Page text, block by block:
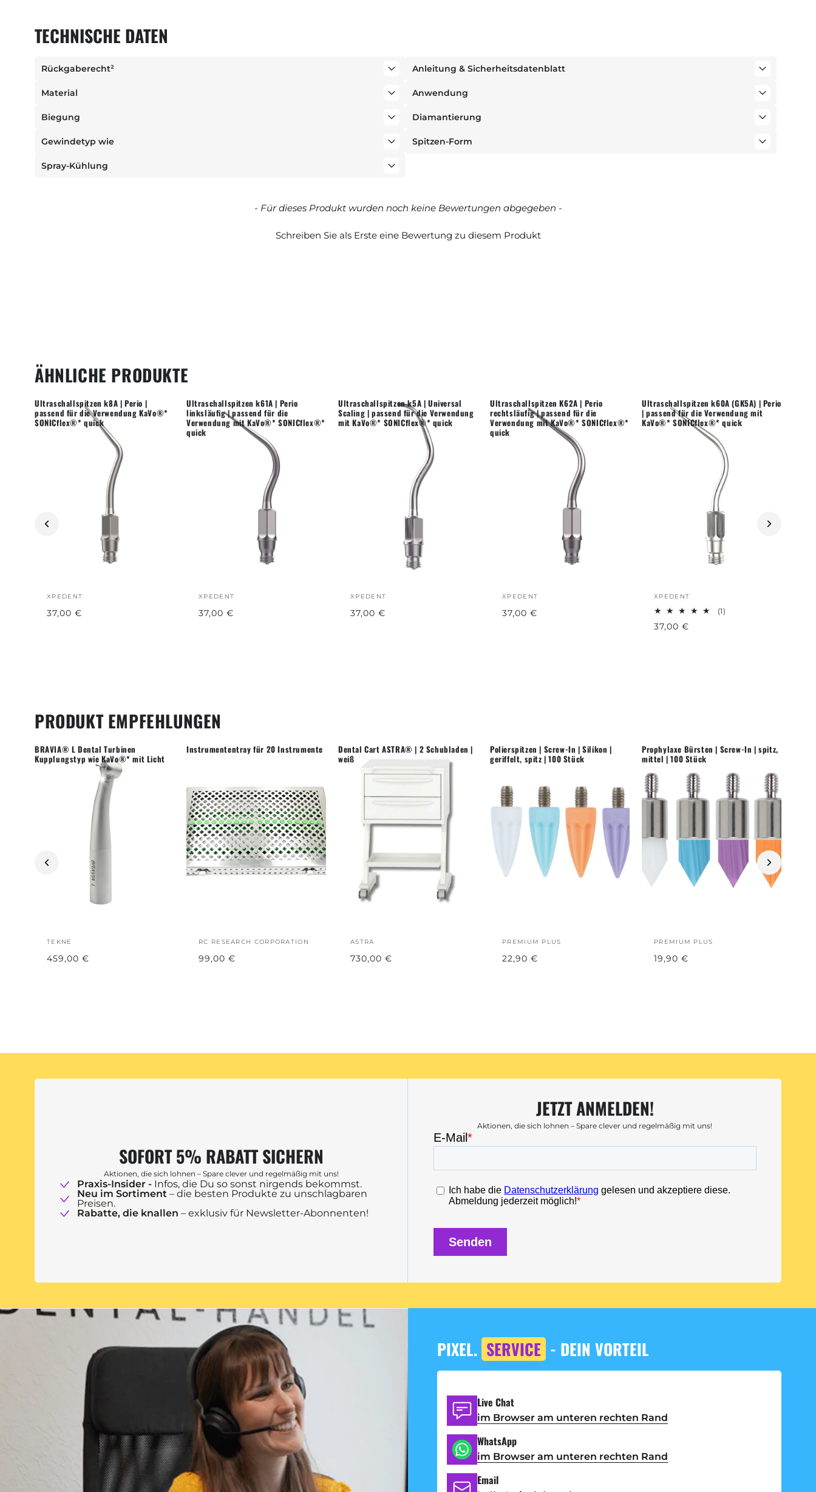
TECHNISCHE DATEN
Rückgaberecht² Anleitung & Sicherheitsdatenblatt
Material Anwendung
Biegung Diamantierung
Gewindetyp wie Spitzen-Form
Spray-Kühlung
- Für dieses Produkt wurden noch keine Bewertungen abgegeben -
Schreiben Sie als Erste eine Bewertung zu diesem Produkt
ÄHNLICHE PRODUKTE
Ultraschallspitzen k8A | Perio |
passend für die Verwendung KaVo®*
SONICflex®* quick
XPEDENT
37,00 €
Ultraschallspitzen k61A | Perio
linksläufig | passend für die
Verwendung mit KaVo®* SONICflex®*
quick
XPEDENT
37,00 €
Ultraschallspitzen k5A | Universal
Scaling | passend für die Verwendung
mit KaVo®* SONICflex®* quick
XPEDENT
37,00 €
Ultraschallspitzen K62A | Perio
rechtsläufig | passend für die
Verwendung mit KaVo®* SONICflex®*
quick
XPEDENT
37,00 €
Ultraschallspitzen k60A (GK5A) | Perio
| passend für die Verwendung mit
KaVo®* SONICflex®* quick
XPEDENT
(1)
37,00 €
PRODUKT EMPFEHLUNGEN
BRAVIA® L Dental Turbinen
Kupplungstyp wie KaVo®* mit Licht
TEKNE
459,00 €
Instrumententray für 20 Instrumente
RC RESEARCH CORPORATION
99,00 €
Dental Cart ASTRA® | 2 Schubladen |
weiß
ASTRA
730,00 €
Polierspitzen | Screw-In | Silikon |
geriffelt, spitz | 100 Stück
PREMIUM PLUS
22,90 €
Prophylaxe Bürsten | Screw-In | spitz,
mittel | 100 Stück
PREMIUM PLUS
19,90 €
SOFORT 5% RABATT SICHERN
Aktionen, die sich lohnen – Spare clever und regelmäßig mit uns!
Praxis-Insider -Infos, die Du so sonst nirgends bekommst.
Neu im Sortiment – die besten Produkte zu unschlagbaren
Preisen.
Rabatte, die knallen – exklusiv für Newsletter-Abonnenten!
JETZT ANMELDEN!
Aktionen, die sich lohnen – Spare clever und regelmäßig mit uns!
PIXEL. SERVICE - DEIN VORTEIL
Live Chat
im Browser am unteren rechten Rand
WhatsApp
im Browser am unteren rechten Rand
Email